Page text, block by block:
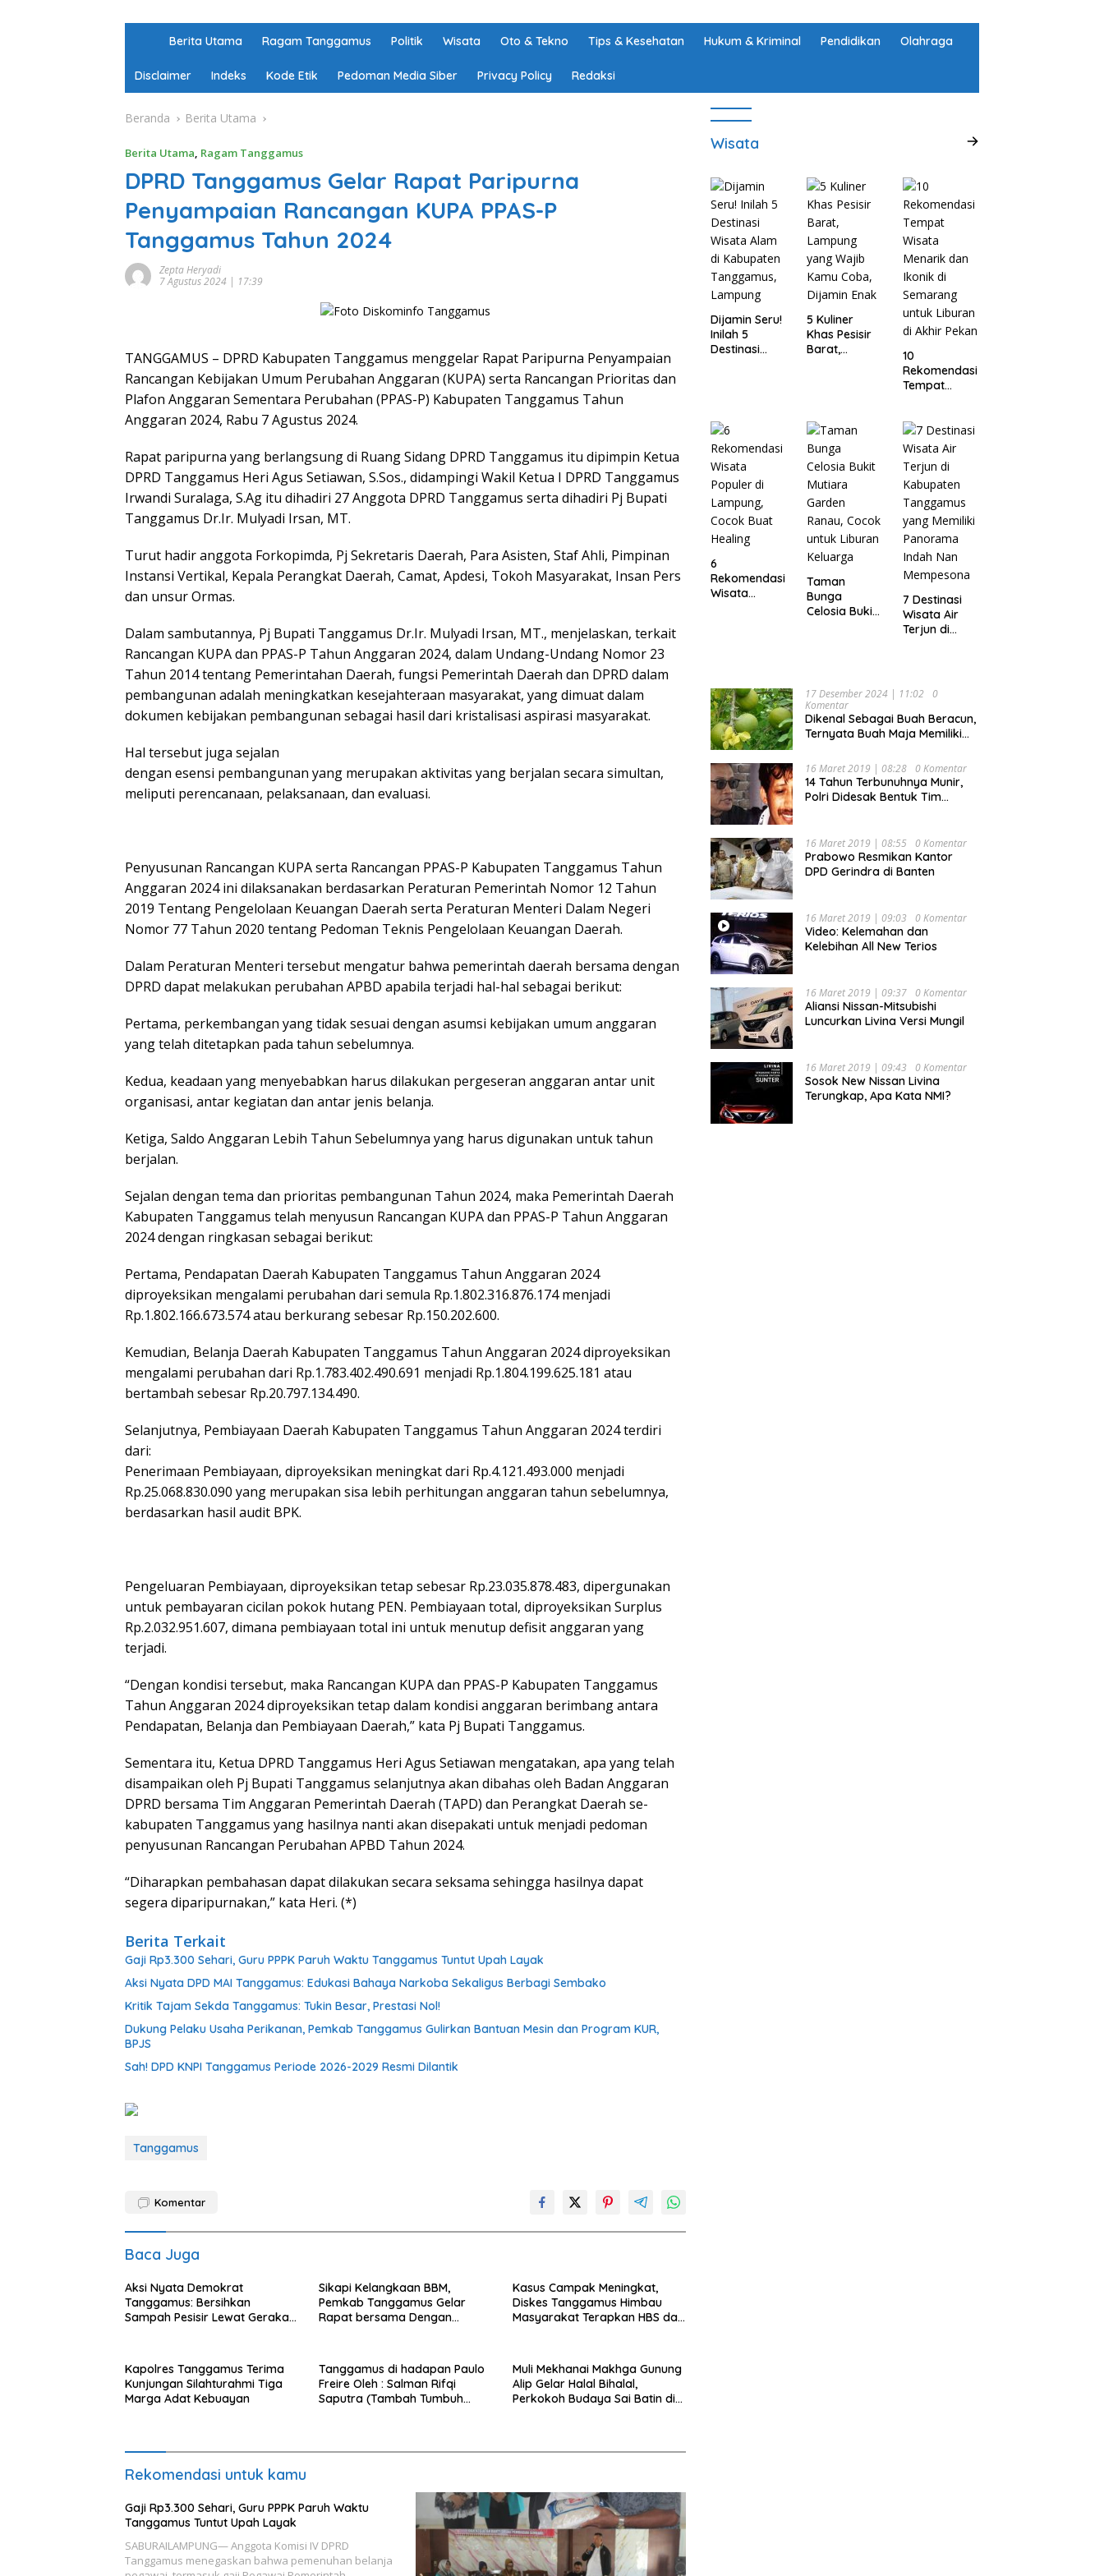
m
e
Berita Utama Ragam Tanggamus Politik Wisata Oto & Tekno Tips & Kesehatan Hukum & Kriminal Pendidikan Olahraga
Disclaimer Indeks Kode Etik Pedoman Media Siber Privacy Policy Redaksi
Beranda Berita Utama
Berita Utama, Ragam Tanggamus
DPRD Tanggamus Gelar Rapat Paripurna
Penyampaian Rancangan KUPA PPAS-P
Tanggamus Tahun 2024
Zepta Heryadi
7 Agustus 2024 | 17:39
TANGGAMUS – DPRD Kabupaten Tanggamus menggelar Rapat Paripurna Penyampaian
Rancangan Kebijakan Umum Perubahan Anggaran (KUPA) serta Rancangan Prioritas dan
Plafon Anggaran Sementara Perubahan (PPAS-P) Kabupaten Tanggamus Tahun
Anggaran 2024, Rabu 7 Agustus 2024.
Rapat paripurna yang berlangsung di Ruang Sidang DPRD Tanggamus itu dipimpin Ketua
DPRD Tanggamus Heri Agus Setiawan, S.Sos., didampingi Wakil Ketua I DPRD Tanggamus
Irwandi Suralaga, S.Ag itu dihadiri 27 Anggota DPRD Tanggamus serta dihadiri Pj Bupati
Tanggamus Dr.Ir. Mulyadi Irsan, MT.
Turut hadir anggota Forkopimda, Pj Sekretaris Daerah, Para Asisten, Staf Ahli, Pimpinan
Instansi Vertikal, Kepala Perangkat Daerah, Camat, Apdesi, Tokoh Masyarakat, Insan Pers
dan unsur Ormas.
Dalam sambutannya, Pj Bupati Tanggamus Dr.Ir. Mulyadi Irsan, MT., menjelaskan, terkait
Rancangan KUPA dan PPAS-P Tahun Anggaran 2024, dalam Undang-Undang Nomor 23
Tahun 2014 tentang Pemerintahan Daerah, fungsi Pemerintah Daerah dan DPRD dalam
pembangunan adalah meningkatkan kesejahteraan masyarakat, yang dimuat dalam
dokumen kebijakan pembangunan sebagai hasil dari kristalisasi aspirasi masyarakat.
Hal tersebut juga sejalan
dengan esensi pembangunan yang merupakan aktivitas yang berjalan secara simultan,
meliputi perencanaan, pelaksanaan, dan evaluasi.
Penyusunan Rancangan KUPA serta Rancangan PPAS-P Kabupaten Tanggamus Tahun
Anggaran 2024 ini dilaksanakan berdasarkan Peraturan Pemerintah Nomor 12 Tahun
2019 Tentang Pengelolaan Keuangan Daerah serta Peraturan Menteri Dalam Negeri
Nomor 77 Tahun 2020 tentang Pedoman Teknis Pengelolaan Keuangan Daerah.
Dalam Peraturan Menteri tersebut mengatur bahwa pemerintah daerah bersama dengan
DPRD dapat melakukan perubahan APBD apabila terjadi hal-hal sebagai berikut:
Pertama, perkembangan yang tidak sesuai dengan asumsi kebijakan umum anggaran
yang telah ditetapkan pada tahun sebelumnya.
Kedua, keadaan yang menyebabkan harus dilakukan pergeseran anggaran antar unit
organisasi, antar kegiatan dan antar jenis belanja.
Ketiga, Saldo Anggaran Lebih Tahun Sebelumnya yang harus digunakan untuk tahun
berjalan.
Sejalan dengan tema dan prioritas pembangunan Tahun 2024, maka Pemerintah Daerah
Kabupaten Tanggamus telah menyusun Rancangan KUPA dan PPAS-P Tahun Anggaran
2024 dengan ringkasan sebagai berikut:
Pertama, Pendapatan Daerah Kabupaten Tanggamus Tahun Anggaran 2024
diproyeksikan mengalami perubahan dari semula Rp.1.802.316.876.174 menjadi
Rp.1.802.166.673.574 atau berkurang sebesar Rp.150.202.600.
Kemudian, Belanja Daerah Kabupaten Tanggamus Tahun Anggaran 2024 diproyeksikan
mengalami perubahan dari Rp.1.783.402.490.691 menjadi Rp.1.804.199.625.181 atau
bertambah sebesar Rp.20.797.134.490.
Selanjutnya, Pembiayaan Daerah Kabupaten Tanggamus Tahun Anggaran 2024 terdiri
dari:
Penerimaan Pembiayaan, diproyeksikan meningkat dari Rp.4.121.493.000 menjadi
Rp.25.068.830.090 yang merupakan sisa lebih perhitungan anggaran tahun sebelumnya,
berdasarkan hasil audit BPK.
Pengeluaran Pembiayaan, diproyeksikan tetap sebesar Rp.23.035.878.483, dipergunakan
untuk pembayaran cicilan pokok hutang PEN. Pembiayaan total, diproyeksikan Surplus
Rp.2.032.951.607, dimana pembiayaan total ini untuk menutup defisit anggaran yang
terjadi.
“Dengan kondisi tersebut, maka Rancangan KUPA dan PPAS-P Kabupaten Tanggamus
Tahun Anggaran 2024 diproyeksikan tetap dalam kondisi anggaran berimbang antara
Pendapatan, Belanja dan Pembiayaan Daerah,” kata Pj Bupati Tanggamus.
Sementara itu, Ketua DPRD Tanggamus Heri Agus Setiawan mengatakan, apa yang telah
disampaikan oleh Pj Bupati Tanggamus selanjutnya akan dibahas oleh Badan Anggaran
DPRD bersama Tim Anggaran Pemerintah Daerah (TAPD) dan Perangkat Daerah se-
kabupaten Tanggamus yang hasilnya nanti akan disepakati untuk menjadi pedoman
penyusunan Rancangan Perubahan APBD Tahun 2024.
“Diharapkan pembahasan dapat dilakukan secara seksama sehingga hasilnya dapat
segera diparipurnakan,” kata Heri. (*)
Berita Terkait
Gaji Rp3.300 Sehari, Guru PPPK Paruh Waktu Tanggamus Tuntut Upah Layak
Aksi Nyata DPD MAI Tanggamus: Edukasi Bahaya Narkoba Sekaligus Berbagi Sembako
Kritik Tajam Sekda Tanggamus: Tukin Besar, Prestasi Nol!
Dukung Pelaku Usaha Perikanan, Pemkab Tanggamus Gulirkan Bantuan Mesin dan Program KUR,
BPJS
Sah! DPD KNPI Tanggamus Periode 2026-2029 Resmi Dilantik
Tanggamus
Komentar
Baca Juga
Aksi Nyata Demokrat
Tanggamus: Bersihkan
Sampah Pesisir Lewat Gerakan
Sikapi Kelangkaan BBM,
Pemkab Tanggamus Gelar
Rapat bersama Dengan
Kasus Campak Meningkat,
Diskes Tanggamus Himbau
Masyarakat Terapkan HBS dan
Kapolres Tanggamus Terima
Kunjungan Silahturahmi Tiga
Marga Adat Kebuayan
Tanggamus di hadapan Paulo
Freire Oleh : Salman Rifqi
Saputra (Tambah Tumbuh
Muli Mekhanai Makhga Gunung
Alip Gelar Halal Bihalal,
Perkokoh Budaya Sai Batin di
Rekomendasi untuk kamu
Gaji Rp3.300 Sehari, Guru PPPK Paruh Waktu
Tanggamus Tuntut Upah Layak
SABURAILAMPUNG— Anggota Komisi IV DPRD
Tanggamus menegaskan bahwa pemenuhan belanja
Wisata
Dijamin Seru!
Inilah 5
Destinasi
5 Kuliner
Khas Pesisir
Barat,
10
Rekomendasi
Tempat
Ikonik di
Semarang
untuk Liburan
di Akhir
Pekan
6
Rekomendasi
Wisata
Taman
Bunga
Celosia Bukit
7 Destinasi
Wisata Air
Terjun di
Panorama
Mempesona
17 Desember 2024 | 11:02
0
Komentar
Dikenal Sebagai Buah Beracun,
Ternyata Buah Maja Memiliki
Kesehatan
16 Maret 2019 | 08:28 0 Komentar
14 Tahun Terbunuhnya Munir,
Polri Didesak Bentuk Tim
16 Maret 2019 | 08:55 0 Komentar
Prabowo Resmikan Kantor
DPD Gerindra di Banten
16 Maret 2019 | 09:03 0 Komentar
Video: Kelemahan dan
Kelebihan All New Terios
16 Maret 2019 | 09:37 0 Komentar
Aliansi Nissan-Mitsubishi
Luncurkan Livina Versi Mungil
16 Maret 2019 | 09:43 0 Komentar
Sosok New Nissan Livina
Terungkap, Apa Kata NMI?